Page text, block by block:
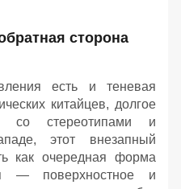
сторона
есть и теневая
китайцев, долгое
со стереотипами и
этот внезапный
как очередная форма
— поверхностное и